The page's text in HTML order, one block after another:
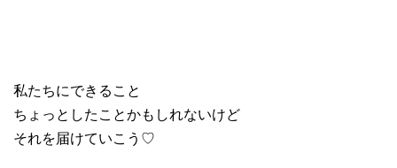
私たちにできること
ちょっとしたことかもしれないけど
それを届けていこう♡